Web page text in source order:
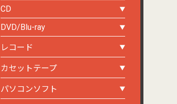
CD
DVD/Blu-ray
レコード
カセットテープ
パソコンソフト